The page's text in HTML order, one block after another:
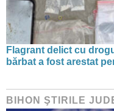
Flagrant delict cu
bărbat a fost arestat
BIHON ŞTIRILE